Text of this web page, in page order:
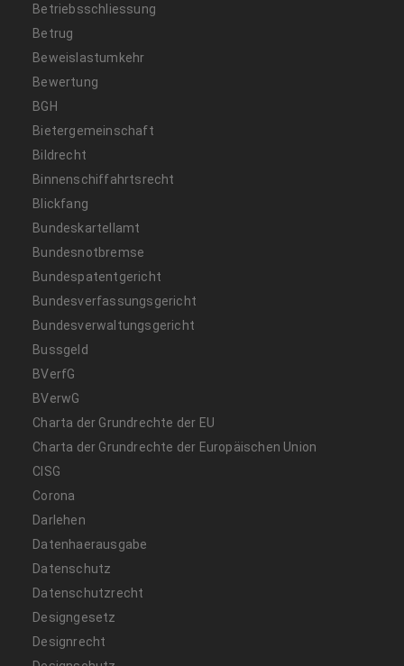
Betriebsschliessung
Betrug
Beweislastumkehr
Bewertung
BGH
Bietergemeinschaft
Bildrecht
Binnenschiffahrtsrecht
Blickfang
Bundeskartellamt
Bundesnotbremse
Bundespatentgericht
Bundesverfassungsgericht
Bundesverwaltungsgericht
Bussgeld
BVerfG
BVerwG
Charta der Grundrechte der EU
Charta der Grundrechte der Europäischen Union
CISG
Corona
Darlehen
Datenhaerausgabe
Datenschutz
Datenschutzrecht
Designgesetz
Designrecht